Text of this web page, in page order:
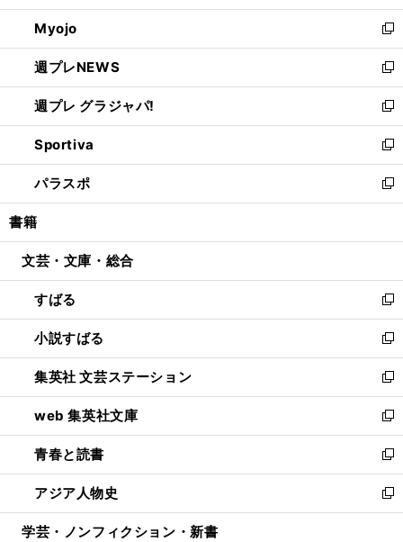
開
く
ウ
で
開
く
ン
ド
ウ
で
開
く
ウ
ィ
ン
ド
ウ
で
開
く
Myojo
新
し
い
ウ
ィ
ン
ド
ウ
で
開
週プレNEWS
新
し
い
ウ
ィ
ン
ド
ウ
開
週プレ グラジャパ!
新
し
い
ウ
ィ
ン
ウ
開
く
Sportiva
新
し
い
ウ
ン
ウ
で
開
く
パラスポ
新
し
ウ
ン
ド
ウ
で
開
く
書籍
文芸・文庫・総合
すばる
新
し
い
ウ
ィ
ン
ド
ウ
で
開
く
小説すばる
新
し
い
ウ
ィ
ン
ド
ウ
で
開
集英社 文芸ステーション
新
し
い
ウ
ィ
ン
ド
ウ
web 集英社文庫
新
し
い
ウ
ィ
ン
青春と読書
新
し
い
ウ
アジア人物史
新
し
学芸・ノンフィクション・新書